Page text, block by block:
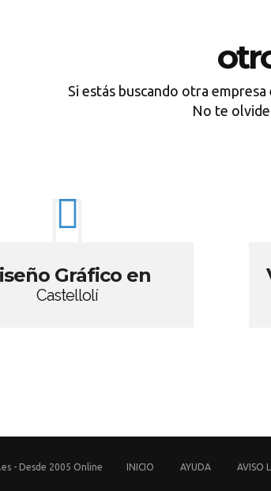
Si estás buscando otra
No te
Gráfico en
Castellolí
- Desde 2005 Online INICIO AYUDA AVISO